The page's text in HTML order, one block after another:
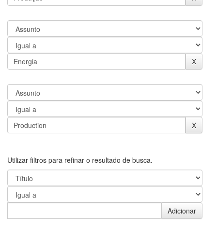
Utilizar filtros para refinar o resultado de busca.